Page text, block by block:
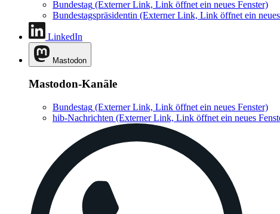
Bundestag (Externer Link, Link öffnet ein neues Fenster)
Bundestagspräsidentin (Externer Link, Link öffnet ein
LinkedIn
Mastodon
Mastodon-Kanäle
Bundestag (Externer Link, Link öffnet ein neues Fenster)
hib-Nachrichten (Externer Link, Link öffnet ein neues